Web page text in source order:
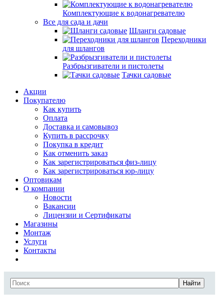
Комплектующие к водонагревателю
Все для сада и дачи
Шланги садовые
Переходники
для шлангов
Разбрызгиватели и пистолеты
Тачки садовые
Акции
Покупателю
Как купить
Оплата
Доставка и самовывоз
Купить в рассрочку
Покупка в кредит
Как отменить заказ
Как зарегистрироваться физ-лицу
Как зарегистрироваться юр-лицу
Оптовикам
О компании
Новости
Вакансии
Лицензии и Сертификаты
Магазины
Монтаж
Услуги
Контакты
Найти